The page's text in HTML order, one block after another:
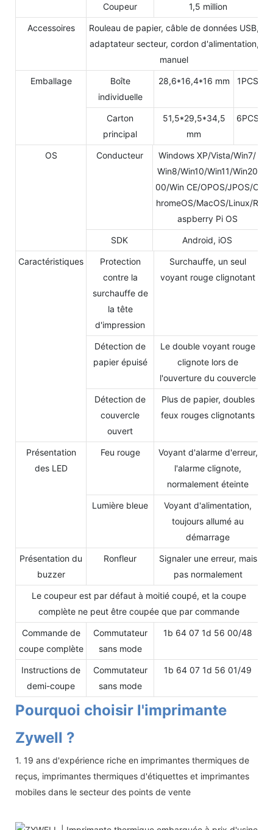
Coupeur 1,5 million
Accessoires
Rouleau de papier, câble de données USB,
adaptateur secteur, cordon d'alimentation,
manuel
Emballage
Boîte
individuelle
28,6*16,4*16 mm 1PCS
Carton
principal
51,5*29,5*34,5
mm
6PCS
OS Conducteur
Windows XP/Vista/Win7/
Win8/Win10/Win11/Win20
00/Win CE/OPOS/JPOS/C
hromeOS/MacOS/Linux/R
aspberry Pi OS
SDK Android, iOS
Caractéristiques
Protection
contre la
surchauffe de
la tête
d'impression
Surchauffe, un seul
voyant rouge clignotant
Détection de
papier épuisé
Le double voyant rouge
clignote lors de
l'ouverture du couvercle
Détection de
couvercle
ouvert
Plus de papier, doubles
feux rouges clignotants
Présentation
des LED
Feu rouge
Voyant d'alarme d'erreur,
l'alarme clignote,
normalement éteinte
Lumière bleue
Voyant d'alimentation,
toujours allumé au
démarrage
Présentation du
buzzer
Ronfleur
Signaler une erreur, mais
pas normalement
Le coupeur est par défaut à moitié coupé, et la coupe
complète ne peut être coupée que par commande
Commande de
coupe complète
Commutateur
sans mode
1b 64 07 1d 56 00/48
Instructions de
demi-coupe
Commutateur
sans mode
1b 64 07 1d 56 01/49
Pourquoi choisir l'imprimante
Zywell ?
1. 19 ans d'expérience riche en imprimantes thermiques de
reçus, imprimantes thermiques d'étiquettes et imprimantes
mobiles dans le secteur des points de vente